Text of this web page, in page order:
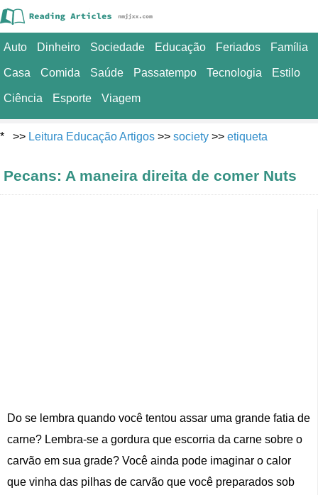
Auto Dinheiro Sociedade Educação Feriados Família
Casa Comida Saúde Passatempo Tecnologia Estilo
Ciência Esporte Viagem
* >> Leitura Educação Artigos >> society >> etiqueta
Pecans: A maneira direita de comer Nuts
Do se lembra quando você tentou assar uma grande fatia de
carne? Lembra-se a gordura que escorria da carne sobre o
carvão em sua grade? Você ainda pode imaginar o calor
que vinha das pilhas de carvão que você preparados sob